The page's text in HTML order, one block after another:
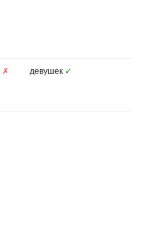
✗ девушек ✓